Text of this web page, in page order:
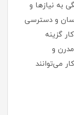
به نیازها و
و دسترسی
گزینه
و
می‌توانند